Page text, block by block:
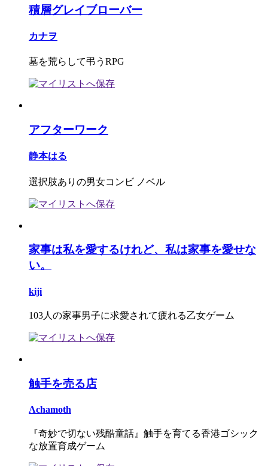
積層グレイブローバー
カナヲ
墓を荒らして弔うRPG
アフターワーク
静本はる
選択肢ありの男女コンビ ノベル
家事は私を愛するけれど、私は家事を愛せな
い。
kiji
103人の家事男子に求愛されて疲れる乙女ゲーム
触手を売る店
Achamoth
『奇妙で切ない残酷童話』触手を育てる香港ゴシック
な放置育成ゲーム